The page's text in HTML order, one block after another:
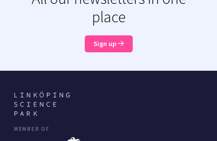
place
Sign up
MEMBER OF